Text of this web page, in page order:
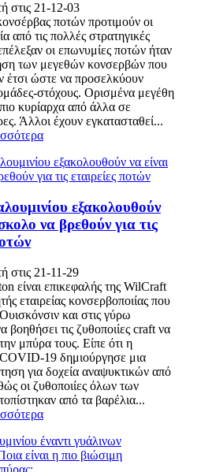
στις 21-12-03
ποτών προτιμούν οι
από τις πολλές στρατηγικές
οι επωνυμίες ποτών ήταν
των μεγεθών κονσερβών που
έτσι ώστε να προσελκύουν
στόχους. Ορισμένα μεγέθη
κυρίαρχα από άλλα σε
Άλλοι έχουν εγκατασταθεί...
εξακολουθούν
να βρεθούν για τις
στις 21-11-29
είναι επικεφαλής της WilCraft
εταιρείας κονσερβοποιίας που
και στις γύρω
βοηθήσει τις ζυθοποιίες craft να
μπύρα τους. Είπε ότι η
19 δημιούργησε μια
για δοχεία αναψυκτικών από
οι ζυθοποιίες όλων των
από τα βαρέλια...